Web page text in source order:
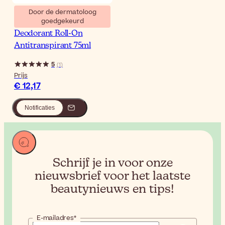
Door de dermatoloog
goedgekeurd
Sesderma Dryses Women
Deodorant Roll-On
Antitranspirant 75ml
5 (1)
Prijs
€ 12,17
Notificaties
Schrijf je in voor onze
nieuwsbrief voor het laatste
beautynieuws en tips!
E-mailadres*